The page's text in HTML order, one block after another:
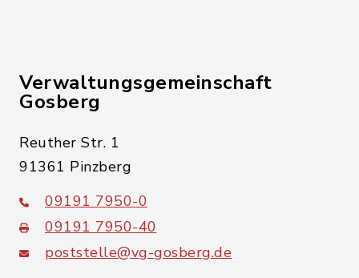
Verwaltungsgemeinschaft
Gosberg
Reuther Str. 1
91361 Pinzberg
09191 7950-0
09191 7950-40
poststelle@vg-gosberg.de